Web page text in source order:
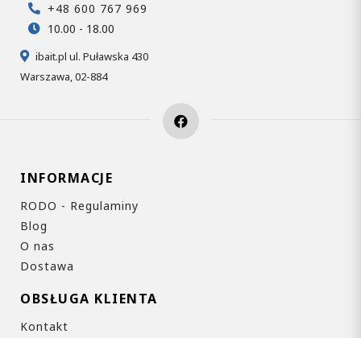
+48 600 767 969
10.00 - 18.00
ibait.pl ul. Puławska 430
Warszawa, 02-884
INFORMACJE
RODO - Regulaminy
Blog
O nas
Dostawa
OBSŁUGA KLIENTA
Kontakt